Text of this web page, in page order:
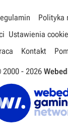
Polityka
Ustawienia
Kontakt
2000 - 2026